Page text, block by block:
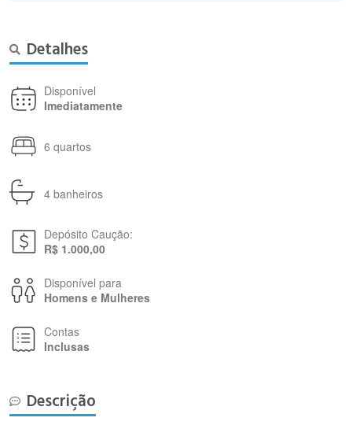
Detalhes
Disponível
Imediatamente
6 quartos
4 banheiros
Depósito Caução:
R$ 1.000,00
Disponível para
Homens e Mulheres
Contas
Inclusas
Descrição